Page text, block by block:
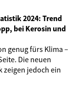
2024: Trend
bei Kerosin und
genug fürs Klima –
Die neuen
zeigen jedoch ein